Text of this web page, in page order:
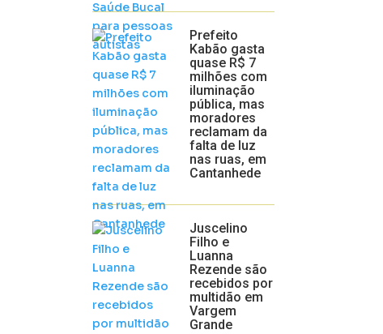
Prefeito
Kabão gasta
quase R$ 7
milhões com
iluminação
pública, mas
moradores
reclamam da
falta de luz
nas ruas, em
Cantanhede
Juscelino
Filho e
Luanna
Rezende são
recebidos por
multidão em
Vargem
Grande